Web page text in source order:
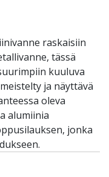
raskaisiin
tässä
kuuluva
ja näyttävä
oleva
alumiinia
jonka